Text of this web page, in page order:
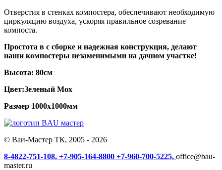
Отверстия в стенках компостера, обеспечивают необходимую
циркуляцию воздуха, ускоряя правильное созревание
компоста.
Простота в с сборке и надежная конструкция, делают
наши компостеры незаменимыми на дачном участке!
Высота: 80см
Цвет:Зеленый Мох
Размер 1000х1000мм
© Ваи-Мастер ТК, 2005 - 2026
8-4822-751-108, +7-905-164-8800 +7-960-700-5225, office@bau-
master.ru